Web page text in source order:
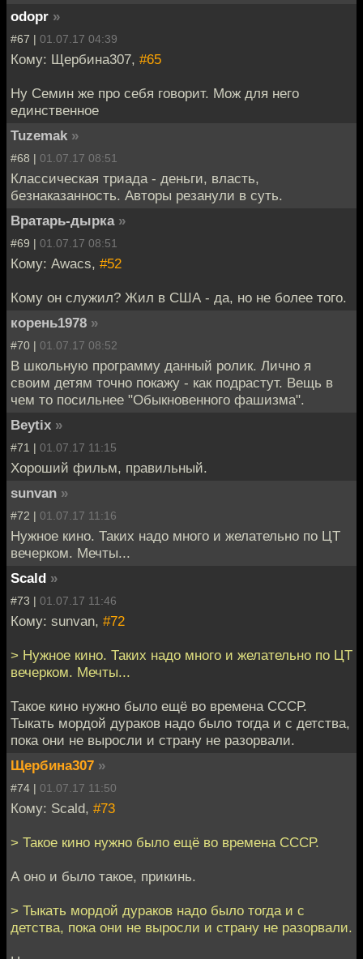
odopr »
#67 | 01.07.17 04:39
Кому: Щербина307, #65
Ну Семин же про себя говорит. Мож для него
единственное
Tuzemak »
#68 | 01.07.17 08:51
Классическая триада - деньги, власть,
безнаказанность. Авторы резанули в суть.
Вратарь-дырка »
#69 | 01.07.17 08:51
Кому: Awacs, #52
Кому он служил? Жил в США - да, но не более того.
корень1978 »
#70 | 01.07.17 08:52
В школьную программу данный ролик. Лично я
своим детям точно покажу - как подрастут. Вещь в
чем то посильнее "Обыкновенного фашизма".
Beytix »
#71 | 01.07.17 11:15
Хороший фильм, правильный.
sunvan »
#72 | 01.07.17 11:16
Нужное кино. Таких надо много и желательно по ЦТ
вечерком. Мечты...
Scald »
#73 | 01.07.17 11:46
Кому: sunvan, #72
> Нужное кино. Таких надо много и желательно по ЦТ
вечерком. Мечты...
Такое кино нужно было ещё во времена СССР.
Тыкать мордой дураков надо было тогда и с детства,
пока они не выросли и страну не разорвали.
Щербина307 »
#74 | 01.07.17 11:50
Кому: Scald, #73
> Такое кино нужно было ещё во времена СССР.
А оно и было такое, прикинь.
> Тыкать мордой дураков надо было тогда и с
детства, пока они не выросли и страну не разорвали.